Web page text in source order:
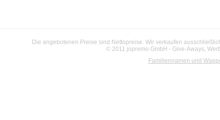
Die angebotenen Preise sind Nettopreise. Wir verkaufen
© 2011 jopremo GmbH - Give-Aways,
Familiennamen und